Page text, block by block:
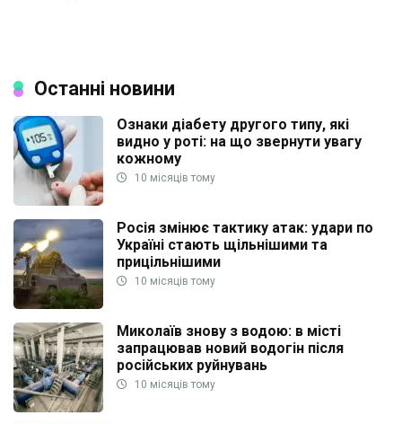
Останні новини
Ознаки діабету другого типу, які
видно у роті: на що звернути увагу
кожному
10 місяців тому
Росія змінює тактику атак: удари по
Україні стають щільнішими та
прицільнішими
10 місяців тому
Миколаїв знову з водою: в місті
запрацював новий водогін після
російських руйнувань
10 місяців тому